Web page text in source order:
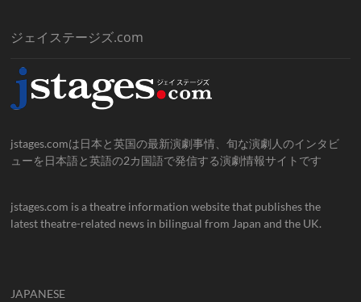
ジェイステージズ.com
jstages.comは日本と英国の最新演劇事情、旬な演劇人のインタビ
ューを日本語と英語の2カ国語で発信する演劇情報サイトです
jstages.com is a theatre information website that publishes the
latest theatre-related news in bilingual from Japan and the UK.
JAPANESE